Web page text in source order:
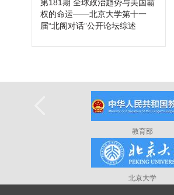
第181期 全球政治趋势与美国霸
权的命运——北京大学第十一
届“北阁对话”公开论坛综述
教育部
北京大学